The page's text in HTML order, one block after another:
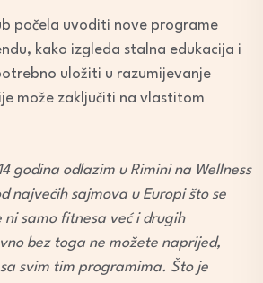
počela uvoditi nove programe
kako izgleda stalna edukacija i
uložiti u razumijevanje
može zaključiti na vlastitom
godina odlazim u Rimini na Wellness
najvećih sajmova u Europi što se
ni samo fitnesa već i drugih
bez toga ne možete naprijed,
svim tim programima. Što je